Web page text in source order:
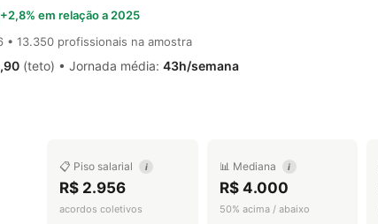
+2,8% em relação a 2025
• 13.350 profissionais na amostra
(teto) • Jornada média: 43h/semana
📋 Piso salarial i
R$ 2.956
acordos coletivos
📊 Mediana i
R$ 4.000
50% acima / abaixo